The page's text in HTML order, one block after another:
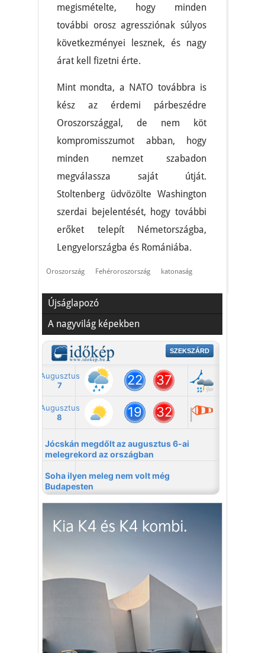
megismételte, hogy minden
további orosz agressziónak súlyos
következményei lesznek, és nagy
árat kell fizetni érte.
Mint mondta, a NATO továbbra is
kész az érdemi párbeszédre
Oroszországgal, de nem köt
kompromisszumot abban, hogy
minden nemzet szabadon
megválassza saját útját.
Stoltenberg üdvözölte Washington
szerdai bejelentését, hogy további
erőket telepít Németországba,
Lengyelországba és Romániába.
Oroszország Fehéroroszország katonaság
Újságlapozó
A nagyvilág képekben